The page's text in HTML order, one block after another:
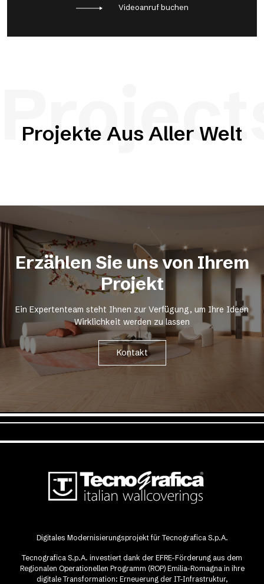
Videoanruf buchen
Projekte Aus Aller Welt
Erzählen Sie uns von Ihrem
Projekt
Ein Expertenteam steht Ihnen zur Verfügung, um Ihre Ideen
Wirklichkeit werden zu lassen
Kontakt
Digitales Modernisierungsprojekt für Tecnografica S.p.A.
Tecnografica S.p.A. investiert dank der EFRE-Förderung aus dem
Regionalen Operationellen Programm (ROP) Emilia-Romagna in ihre
digitale Transformation: Erneuerung der IT-Infrastruktur,